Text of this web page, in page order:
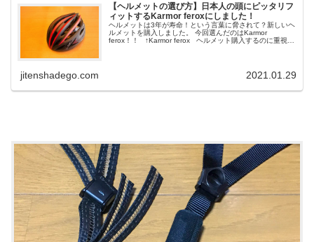
【ヘルメットの選び方】日本人の頭にピッタリフ
ィットするKarmor feroxにしました！
ヘルメットは3年が寿命！という言葉に脅されて？新しいヘ
ルメットを購入しました。 今回選んだのはKarmor
ferox！！ ↑Karmor ferox ヘルメット購入するのに重視し
jitenshadego.com 2021.01.29